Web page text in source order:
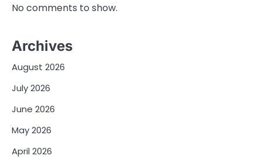
No comments to show.
Archives
August 2026
July 2026
June 2026
May 2026
April 2026